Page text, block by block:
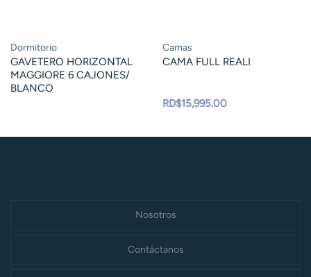
Dormitorio
GAVETERO HORIZONTAL
MAGGIORE 6 CAJONES/
BLANCO
Camas
CAMA FULL REALI
RD$15,995.00
Nosotros
Contáctanos